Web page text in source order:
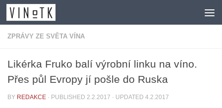
Skip to content
ZPRÁVY ZE SVĚTA VÍNA
Likérka Fruko balí výrobní linku na víno.
Přes půl Evropy jí pošle do Ruska
BY REDAKCE · PUBLISHED 2.2.2017 · UPDATED 4.2.2017